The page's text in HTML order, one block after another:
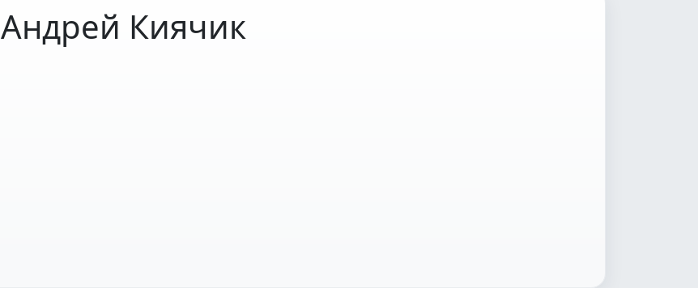
Андрей Киячик